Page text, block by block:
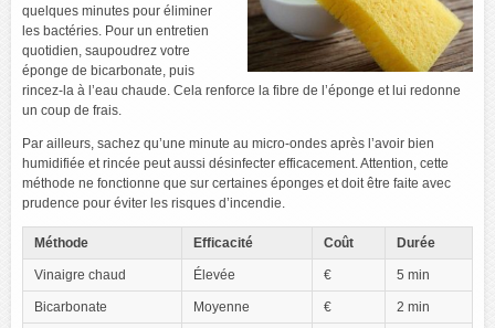
quelques minutes pour éliminer
les bactéries. Pour un entretien
quotidien, saupoudrez votre
éponge de bicarbonate, puis
rincez-la à l’eau chaude. Cela renforce la fibre de l’éponge et lui redonne
un coup de frais.
Par ailleurs, sachez qu’une minute au micro-ondes après l’avoir bien
humidifiée et rincée peut aussi désinfecter efficacement. Attention, cette
méthode ne fonctionne que sur certaines éponges et doit être faite avec
prudence pour éviter les risques d’incendie.
Méthode Efficacité Coût Durée
Vinaigre chaud Élevée € 5 min
Bicarbonate Moyenne € 2 min